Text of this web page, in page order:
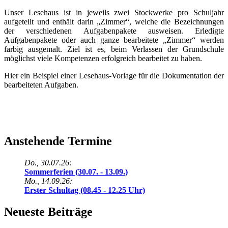
Unser Lesehaus ist in jeweils zwei Stockwerke pro Schuljahr
aufgeteilt und enthält darin „Zimmer“, welche die Bezeichnungen
der verschiedenen Aufgabenpakete ausweisen. Erledigte
Aufgabenpakete oder auch ganze bearbeitete „Zimmer“ werden
farbig ausgemalt. Ziel ist es, beim Verlassen der Grundschule
möglichst viele Kompetenzen erfolgreich bearbeitet zu haben.
Hier ein Beispiel einer Lesehaus-Vorlage für die Dokumentation der
bearbeiteten Aufgaben.
Anstehende Termine
Do., 30.07.26:
Sommerferien (30.07. - 13.09.)
Mo., 14.09.26:
Erster Schultag (08.45 - 12.25 Uhr)
Neueste Beiträge